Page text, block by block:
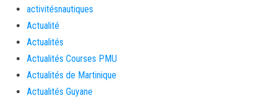
activitésnautiques
Actualité
Actualités
Actualités Courses PMU
Actualités de Martinique
Actualités Guyane